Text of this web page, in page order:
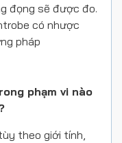
đọng sẽ được đo.
có nhược
pháp
phạm vi nào
theo giới tính,